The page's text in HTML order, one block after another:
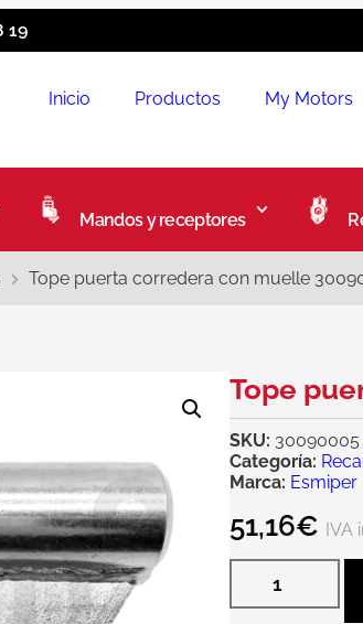
19
Inicio Productos My Motors
Mandos y receptores
Tope puerta corredera con muelle
Tope
SKU: 30090005
Categoría:
Marca: Esmiper
51,16€ IVA